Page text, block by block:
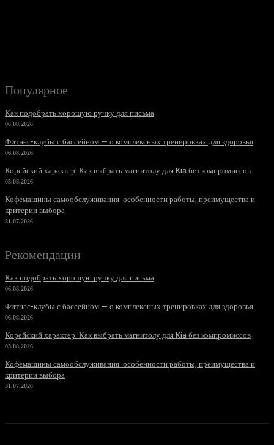
Популярное
Как подобрать хорошую ручку для письма
06.08.2026
Фитнес-клубы с бассейном — о комплексных тренировках для здоровья
06.08.2026
Корейский характер: Как выбрать магнитолу для Kia без компромиссов
03.08.2026
Кофемашины самообслуживания: особенности работы, преимущества и
критерии выбора
31.07.2026
Рекомендации
Как подобрать хорошую ручку для письма
06.08.2026
Фитнес-клубы с бассейном — о комплексных тренировках для здоровья
06.08.2026
Корейский характер: Как выбрать магнитолу для Kia без компромиссов
03.08.2026
Кофемашины самообслуживания: особенности работы, преимущества и
критерии выбора
31.07.2026